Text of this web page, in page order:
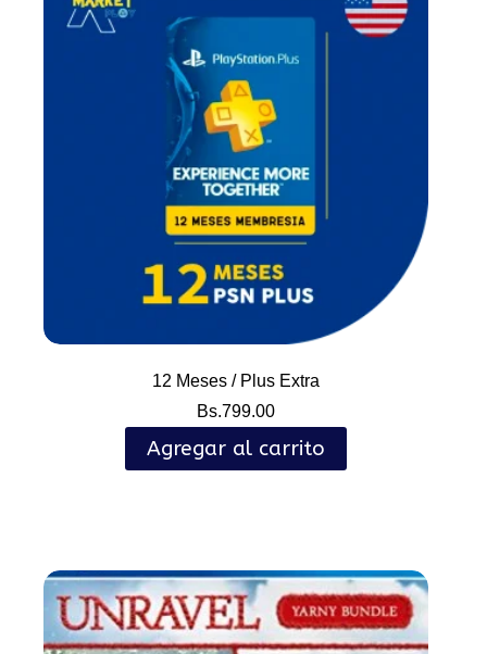
12 Meses / Plus Extra
Bs.799.00
Agregar al carrito